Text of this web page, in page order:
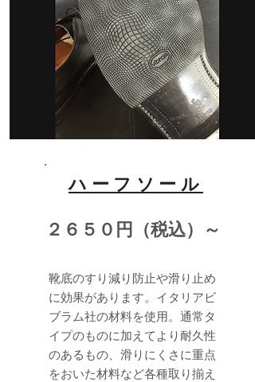
ハーフソール
２６５０円（税込）～
靴底のすり減り防止や滑り止め
に効果があります。イタリアビ
ブラム社の材料を使用。通常タ
イプのものに加えてより耐久性
のあるもの、滑りにくさに重点
をおいた材料など各種取り揃え